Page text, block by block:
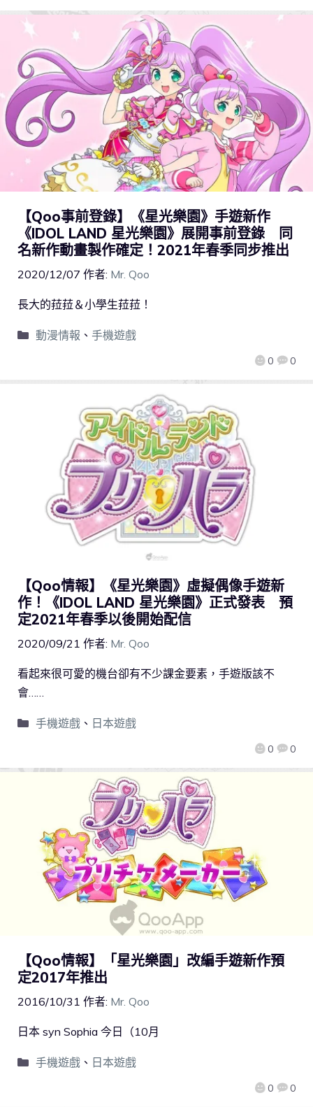
【Qoo事前登錄】《星光樂園》手遊新作
《IDOL LAND 星光樂園》展開事前登錄 同
名新作動畫製作確定！2021年春季同步推出
2020/12/07 作者: Mr. Qoo
0 0
長大的菈菈＆小學生菈菈！
動漫情報 、 手機遊戲
【Qoo情報】《星光樂園》虛擬偶像手遊新
作！《IDOL LAND 星光樂園》正式發表 預
定2021年春季以後開始配信
2020/09/21 作者: Mr. Qoo
0 0
看起來很可愛的機台卻有不少課金要素，手遊版該不
會……
手機遊戲、 日本遊戲
【Qoo情報】「星光樂園」改編手遊新作預
定2017年推出
2016/10/31 作者: Mr. Qoo
0 0
日本 syn Sophia 今日（10月
手機遊戲、 日本遊戲